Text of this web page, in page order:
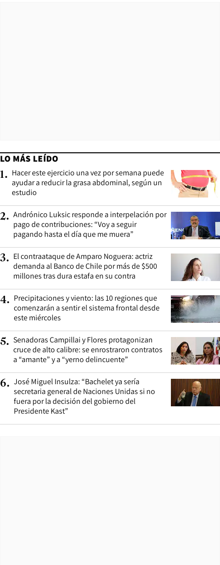
LO MÁS LEÍDO
1. Hacer este ejercicio una vez por semana puede
ayudar a reducir la grasa abdominal, según un
estudio
2. Andrónico Luksic responde a interpelación por
pago de contribuciones: “Voy a seguir
pagando hasta el día que me muera”
3. El contraataque de Amparo Noguera: actriz
demanda al Banco de Chile por más de $500
millones tras dura estafa en su contra
4. Precipitaciones y viento: las 10 regiones que
comenzarán a sentir el sistema frontal desde
este miércoles
5. Senadoras Campillai y Flores protagonizan
cruce de alto calibre: se enrostraron contratos
a “amante” y a “yerno delincuente”
6. José Miguel Insulza: “Bachelet ya sería
secretaria general de Naciones Unidas si no
fuera por la decisión del gobierno del
Presidente Kast”